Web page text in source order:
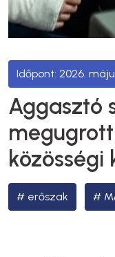
2026.
Aggasztó
közösségi
erőszak